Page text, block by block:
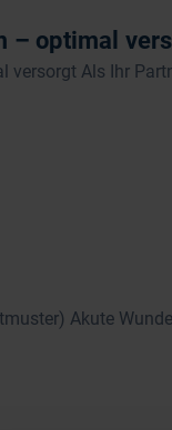
– optimal
Als Ihr
Akute